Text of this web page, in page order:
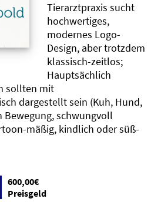
Tierarztpraxis sucht
hochwertiges,
modernes Logo-
Design, aber trotzdem
klassisch-zeitlos;
Hauptsächlich
sollten mit
dargestellt sein (Kuh, Hund,
Bewegung, schwungvoll
mäßig, kindlich oder süß-
600,00€
Preisgeld